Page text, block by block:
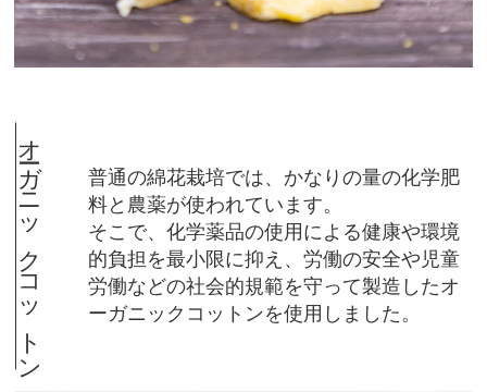
オーガニックコットン
普通の綿花栽培では、かなりの量の化学肥
料と農薬が使われています。
そこで、化学薬品の使用による健康や環境
的負担を最小限に抑え、労働の安全や児童
労働などの社会的規範を守って製造したオ
ーガニックコットンを使用しました。